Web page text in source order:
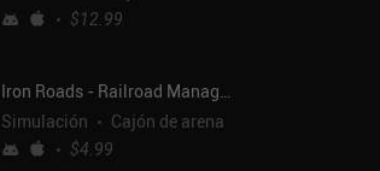
$12.99
Iron Roads - Railroad Manager
Simulación
Cajón de arena
$4.99